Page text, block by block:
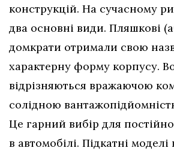
конструкцій. На сучасному
два основні види. Пляшкові
домкрати отримали свою
характерну форму корпусу.
відрізняються вражаючою
солідною
Це гарний вибір для
в автомобілі. Підкатні